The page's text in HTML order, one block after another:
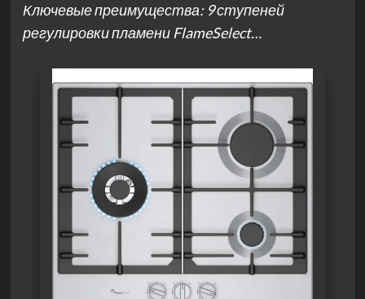
Ключевые преимущества: 9 ступеней
регулировки пламени FlameSelect…